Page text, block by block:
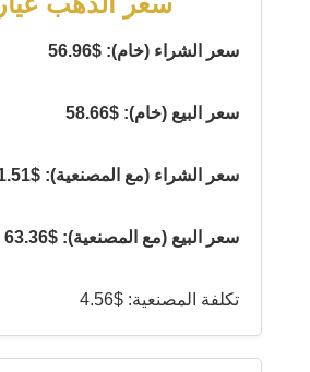
سعر الشراء (خام): $56.96
سعر البيع (خام): $58.66
سعر الشراء (مع المصنعية): $61.51
سعر البيع (مع المصنعية): $63.36
تكلفة المصنعية: $4.56